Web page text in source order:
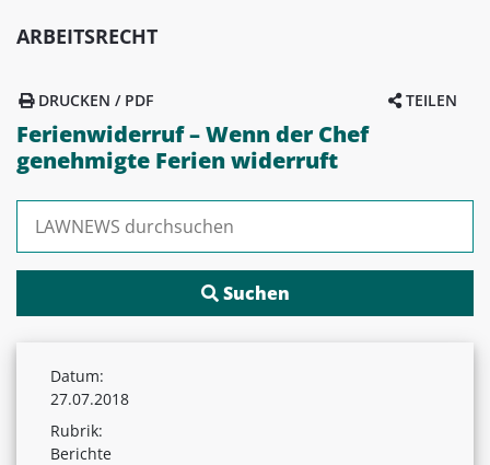
ARBEITSRECHT
TEILEN
DRUCKEN / PDF
Ferienwiderruf – Wenn der Chef
genehmigte Ferien widerruft
Datum:
27.07.2018
Rubrik:
Berichte